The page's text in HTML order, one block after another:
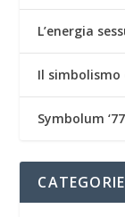
L’energia
Il simbolismo
Symbolum
CATEGORIE